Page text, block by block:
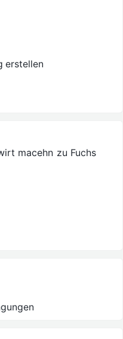
erstellen
macehn zu Fuchs